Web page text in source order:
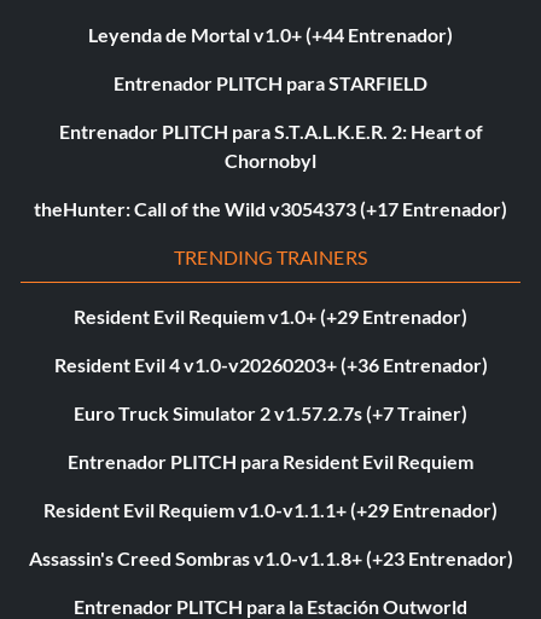
Leyenda de Mortal v1.0+ (+44 Entrenador)
Entrenador PLITCH para STARFIELD
Entrenador PLITCH para S.T.A.L.K.E.R. 2: Heart of
Chornobyl
theHunter: Call of the Wild v3054373 (+17 Entrenador)
TRENDING TRAINERS
Resident Evil Requiem v1.0+ (+29 Entrenador)
Resident Evil 4 v1.0-v20260203+ (+36 Entrenador)
Euro Truck Simulator 2 v1.57.2.7s (+7 Trainer)
Entrenador PLITCH para Resident Evil Requiem
Resident Evil Requiem v1.0-v1.1.1+ (+29 Entrenador)
Assassin's Creed Sombras v1.0-v1.1.8+ (+23 Entrenador)
Entrenador PLITCH para la Estación Outworld